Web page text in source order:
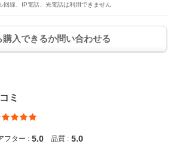
線、IP電話、光電話は利用できません
購入できるか問い合わせる
ミ
フター : 5.0 品質 : 5.0
た情報は90日で破棄されます
はい